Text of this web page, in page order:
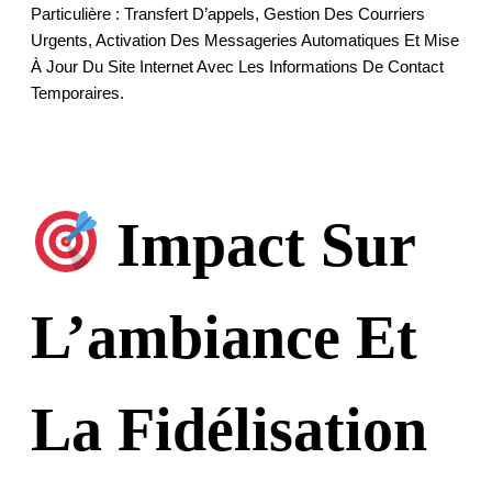
Particulière : Transfert D’appels, Gestion Des Courriers
Urgents, Activation Des Messageries Automatiques Et Mise
À Jour Du Site Internet Avec Les Informations De Contact
Temporaires.
Impact Sur
L’ambiance Et
La Fidélisation